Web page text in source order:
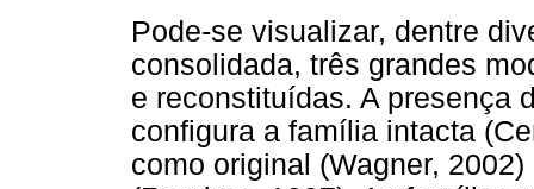
Pode-se visualizar, dentre
consolidada, três grandes
e reconstituídas. A presença
configura a família intacta
como original (Wagner,